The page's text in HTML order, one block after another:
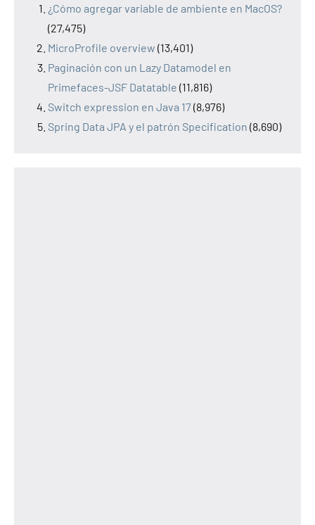
¿Cómo agregar variable de ambiente en MacOS?
(27,475)
MicroProfile overview (13,401)
Paginación con un Lazy Datamodel en
Primefaces-JSF Datatable (11,816)
Switch expression en Java 17(8,976)
Spring Data JPA y el patrón Specification (8,690)